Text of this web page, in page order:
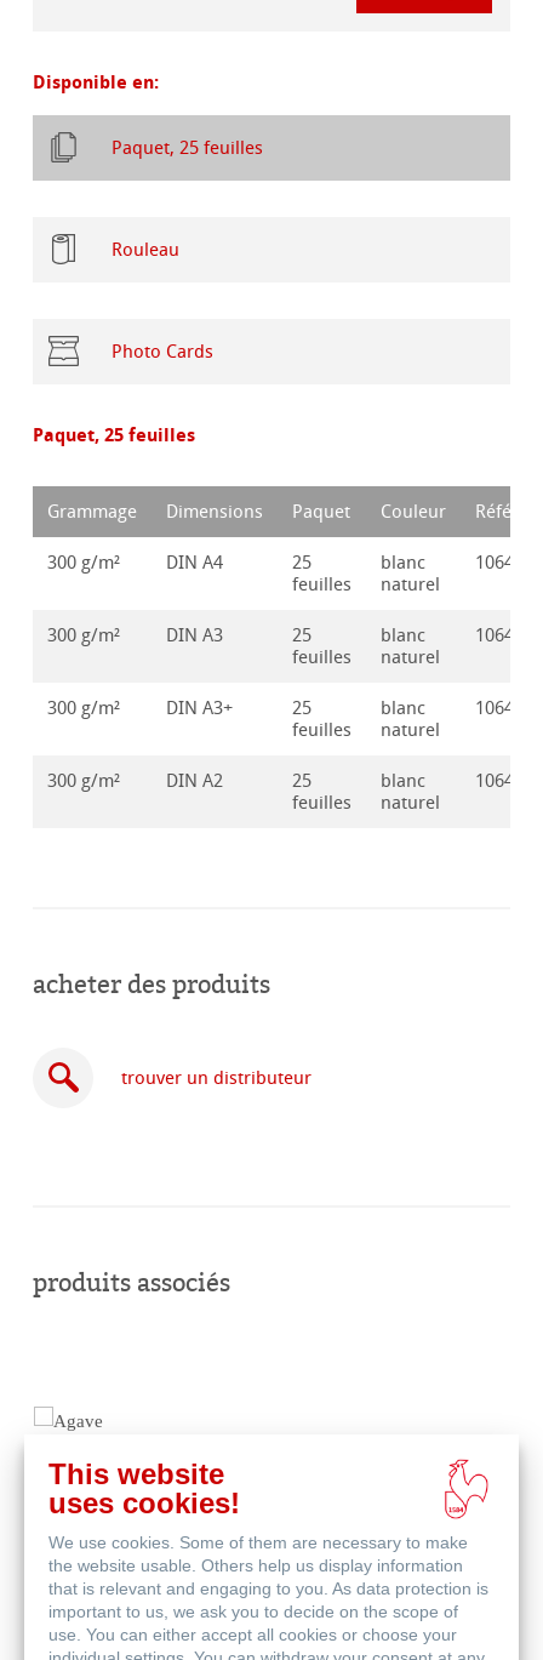
Disponible en:
Paquet, 25 feuilles
Rouleau
Photo Cards
Paquet, 25 feuilles
Grammage Dimensions Paquet Couleur
300 g/m² DIN A4
25
feuilles
blanc
naturel
300 g/m² DIN A3
25
feuilles
blanc
naturel
300 g/m² DIN A3+
25
feuilles
blanc
naturel
300 g/m² DIN A2
25
feuilles
blanc
naturel
acheter des produits
trouver un distributeur
ligne
produits associés
This website
uses cookies!
We use cookies. Some of them are necessary to make
the website usable. Others help us display information
that is relevant and engaging to you. As data protection is
important to us, we ask you to decide on the scope of
use. You can either accept all cookies or choose your